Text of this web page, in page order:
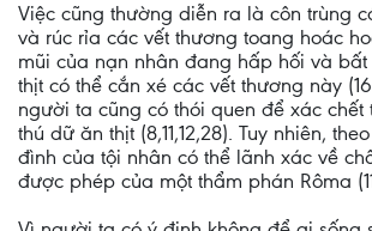
Việc cũng thường diễn ra là côn trùng
và rúc rỉa các vết thương toang hoác
mũi của nạn nhân đang hấp hối và
thịt có thể cắn xé các vết thương này
người ta cũng có thói quen để xác chết
thú dữ ăn thịt (8,11,12,28). Tuy nhiên,
đình của tội nhân có thể lãnh xác về
được phép của một thẩm phán Rôma